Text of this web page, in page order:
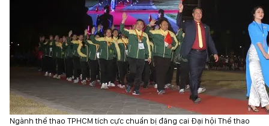
Ngành thể thao TPHCM tích cực chuẩn bị đăng cai Đại hội Thể thao